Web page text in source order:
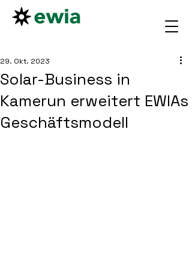
Solar-Business in
Kamerun erweitert EWIAs
Geschäftsmodell
29. Okt. 2023